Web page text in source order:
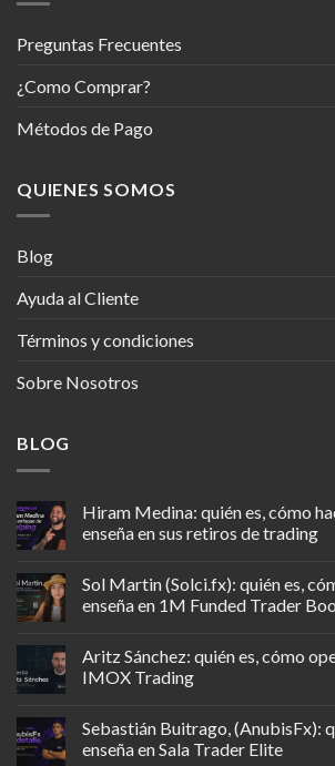
Preguntas Frecuentes
¿Como Comprar?
Métodos de Pago
QUIENES SOMOS
Blog
Ayuda al Cliente
Términos y condiciones
Sobre Nosotros
BLOG
Hiram Medina: quién es, cómo
enseña en sus retiros de trading
Sol Martin (Solci.fx): quién es,
enseña en 1M Funded Trader
Aritz Sánchez: quién es, cómo
IMOX Trading
Sebastián Buitrago, (AnubisFx):
enseña en Sala Trader Elite